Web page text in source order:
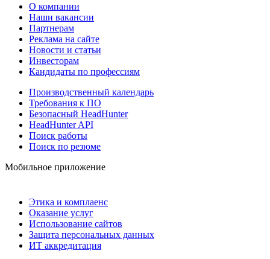
О компании
Наши вакансии
Партнерам
Реклама на сайте
Новости и статьи
Инвесторам
Кандидаты по профессиям
Производственный календарь
Требования к ПО
Безопасный HeadHunter
HeadHunter API
Поиск работы
Поиск по резюме
Мобильное приложение
Этика и комплаенс
Оказание услуг
Использование сайтов
Защита персональных данных
ИТ аккредитация